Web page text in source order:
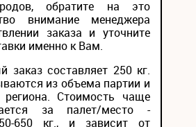
обратите на это
внимание менеджера
заказа и уточните
именно к Вам.
заказ составляет 250 кг.
из объема партии и
региона. Стоимость чаще
за палет/место -
650 кг., и зависит от